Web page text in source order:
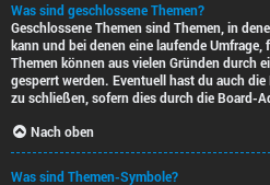
Was sind geschlossene Themen?
Geschlossene Themen sind Themen, in
kann und bei denen eine laufende
Themen können aus vielen Gründen durch
gesperrt werden. Eventuell hast du auch
zu schließen, sofern dies durch die Board-
Nach oben
Was sind Themen-Symbole?